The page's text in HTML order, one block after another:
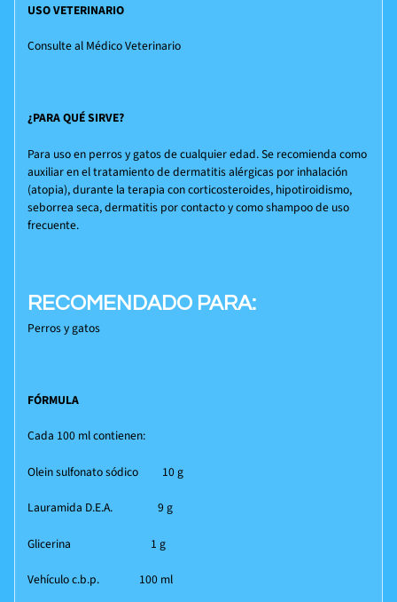
USO VETERINARIO
Consulte al Médico Veterinario
¿PARA QUÉ SIRVE?
Para uso en perros y gatos de cualquier edad. Se recomienda como
auxiliar en el tratamiento de dermatitis alérgicas por inhalación
(atopia), durante la terapia con corticosteroides, hipotiroidismo,
seborrea seca, dermatitis por contacto y como shampoo de uso
frecuente.
RECOMENDADO PARA:
Perros y gatos
FÓRMULA
Cada 100 ml contienen:
Olein sulfonato sódico 10 g
Lauramida D.E.A. 9 g
Glicerina 1 g
Vehículo c.b.p. 100 ml